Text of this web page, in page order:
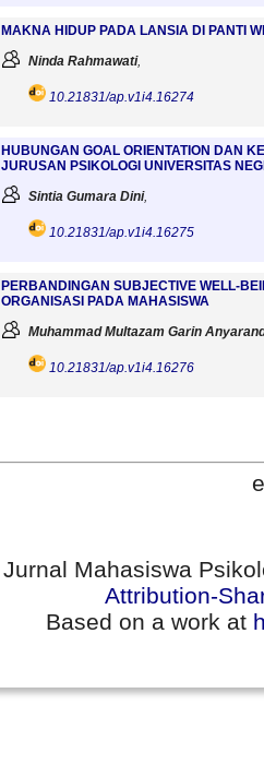
MAKNA HIDUP PADA LANSIA DI PANTI
Ninda Rahmawati,
10.21831/ap.v1i4.16274
HUBUNGAN GOAL ORIENTATION DAN
JURUSAN PSIKOLOGI UNIVERSITAS
Sintia Gumara Dini,
10.21831/ap.v1i4.16275
PERBANDINGAN SUBJECTIVE WELL-
ORGANISASI PADA MAHASISWA
Muhammad Multazam Garin
10.21831/ap.v1i4.16276
Jurnal Mahasiswa
Attribution-
Based on a work at